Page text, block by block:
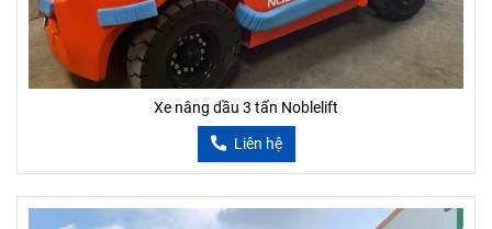
Xe nâng dầu 3 tấn Noblelift
Liên hệ